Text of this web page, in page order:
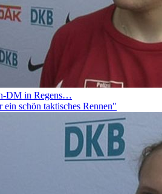
DM in Regens…
schön taktisches Rennen"